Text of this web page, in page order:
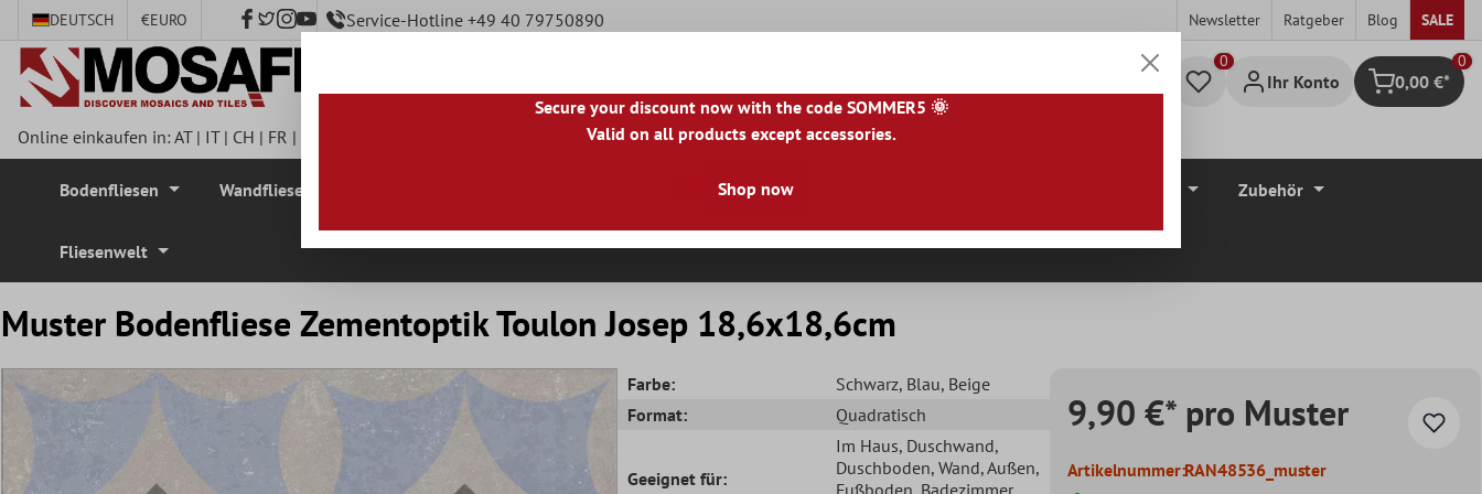
springen
DEUTSCH €EURO Service-Hotline +49 40 79750890 Newsletter Ratgeber Blog SALE
Ihr Konto Warenkorb
0
0,00 €*
Online einkaufen in:AT| IT| CH | FR | |PL| PT |FI |GR|RO |NO|HU|BG|HR|
Bodenfliesen Wandfliesen Terrassenplatten Zubehör
Fliesenwelt
Muster Bodenfliese Zementoptik Toulon Josep 18,6x18,6cm
Farbe: Schwarz, Blau, Beige
Format:
Quadratisch
Geeignet für:
Im Haus, Duschwand,
Duschboden, Wand, Außen,
Fußboden , Badezimmer,
9,90 €* pro Muster
Artikelnummer:RAN48536_muster
Secure your discount now with the code SOMMER5 🌞
Valid on all products except accessories.
Shop now